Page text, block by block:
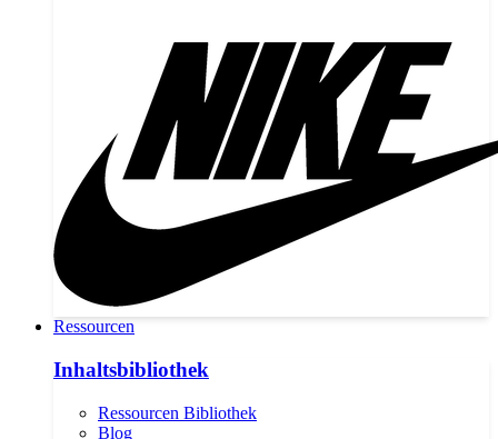
Ressourcen
Inhaltsbibliothek
Ressourcen Bibliothek
Blog